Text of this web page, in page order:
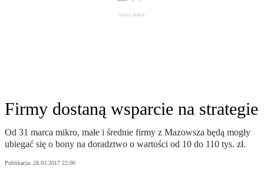
Firmy dostaną wsparcie na strategie
Od 31 marca mikro, małe i średnie firmy z Mazowsza będą mogły
ubiegać się o bony na doradztwo o wartości od 10 do 110 tys. zł.
Publikacja: 28.03.2017 22:00